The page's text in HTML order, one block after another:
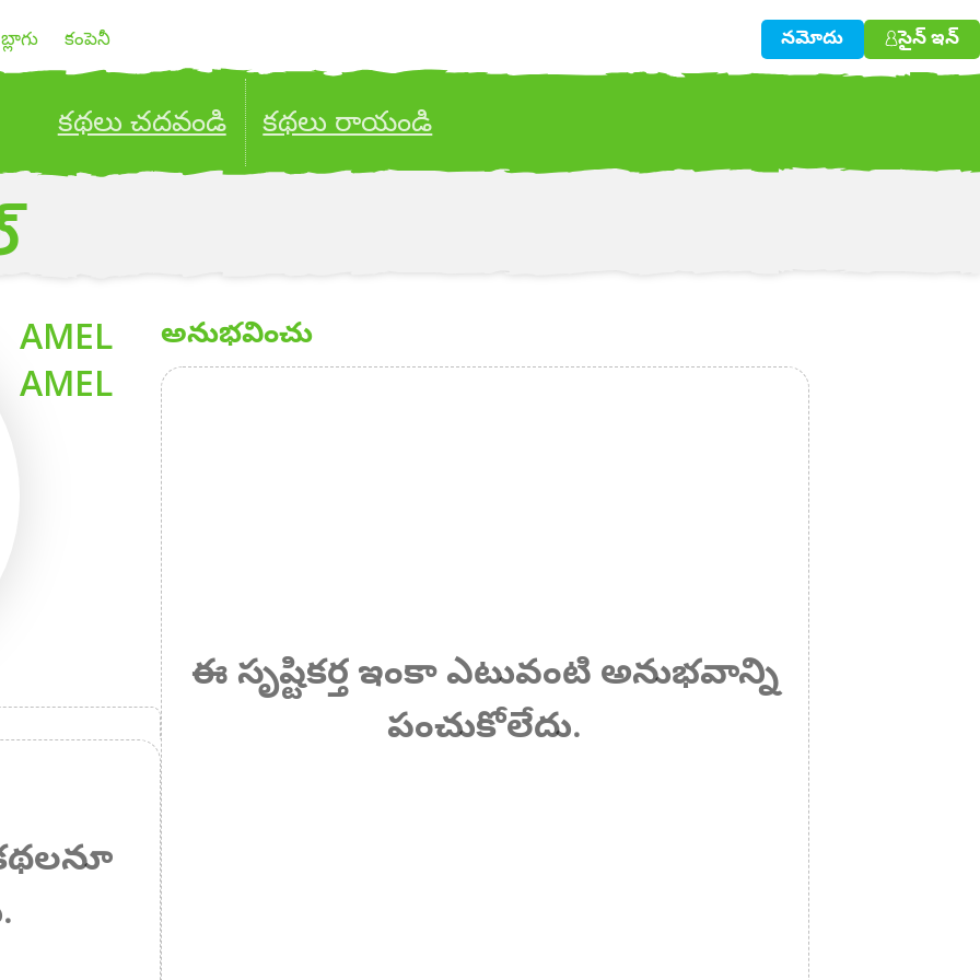
బ్లాగు కంపెనీ నమోదు సైన్ ఇన్
కథలు చదవండి కథలు రాయండి
your stories to a global audience.
AMEL
AMEL
అనుభవించు
ఈ సృష్టికర్త ఇంకా ఎటువంటి అనుభవాన్ని
పంచుకోలేదు.